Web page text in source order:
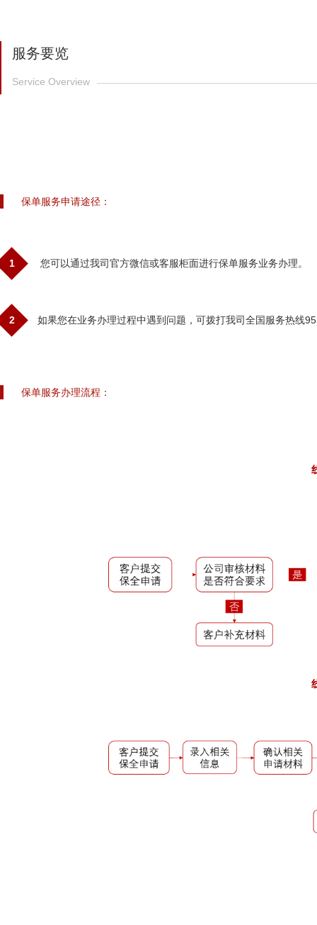
服务要览
Service Overview
保单服务申请途径：
1 您可以通过我司官方微信或客服柜面进行保单服务业务办理。
2 如果您在业务办理过程中遇到问题，可拨打我司全国服务热线
保单服务办理流程：